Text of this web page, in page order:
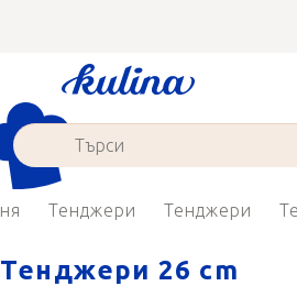
съдържанието
Тенджери Тенджери
Тенджери 26 cm